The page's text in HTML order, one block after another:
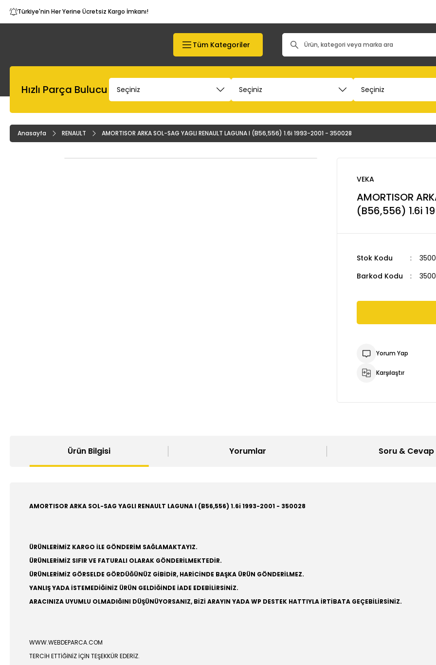
Türkiye'nin Her Yerine Ücretsiz Kargo İmkanı!
Tüm Kategoriler
Hızlı Parça Bulucu
Anasayfa RENAULT AMORTISOR ARKA SOL-SAG YAGLI RENAULT LAGUNA I (B56,556) 1.6i 1993-2001 - 350028
VEKA
AMORTISOR
(B56,556) 1.6i
Stok Kodu
Barkod Kodu
Yorum Yap
Karşılaştır
Ürün Bilgisi Yorumlar Soru & Cevap
AMORTISOR ARKA SOL-SAG YAGLI RENAULT LAGUNA I (B56,556) 1.6i 1993-2001 - 350028
ÜRÜNLERİMİZ KARGO İLE GÖNDERİM SAĞLAMAKTAYIZ.
ÜRÜNLERİMİZ SIFIR VE FATURALI OLARAK GÖNDERİLMEKTEDİR.
ÜRÜNLERİMİZ GÖRSELDE GÖRDÜĞÜNÜZ GİBİDİR, HARİCİNDE BAŞKA ÜRÜN GÖNDERİLMEZ.
YANLIŞ YADA İSTEMEDİĞİNİZ ÜRÜN GELDİĞİNDE İADE EDEBİLİRSİNİZ.
ARACINIZA UYUMLU OLMADIĞINI DÜŞÜNÜYORSANIZ, BİZİ ARAYIN YADA WP DESTEK HATTIYLA İRTİBATA GEÇEBİLİRSİNİZ.
WWW.WEBDEPARCA.COM
TERCİH ETTİĞİNİZ İÇİN TEŞEKKÜR EDERİZ.